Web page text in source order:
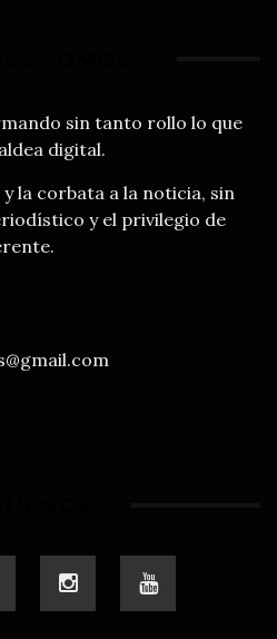
sin tanto rollo lo que
digital.
la corbata a la noticia, sin
y el privilegio de